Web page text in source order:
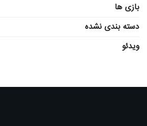
بازی ها
دسته بندی نشده
ویدئو